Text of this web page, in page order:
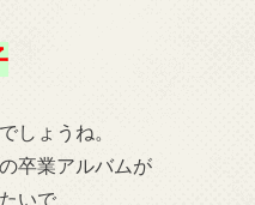
しょうね。
卒業アルバムが
いで